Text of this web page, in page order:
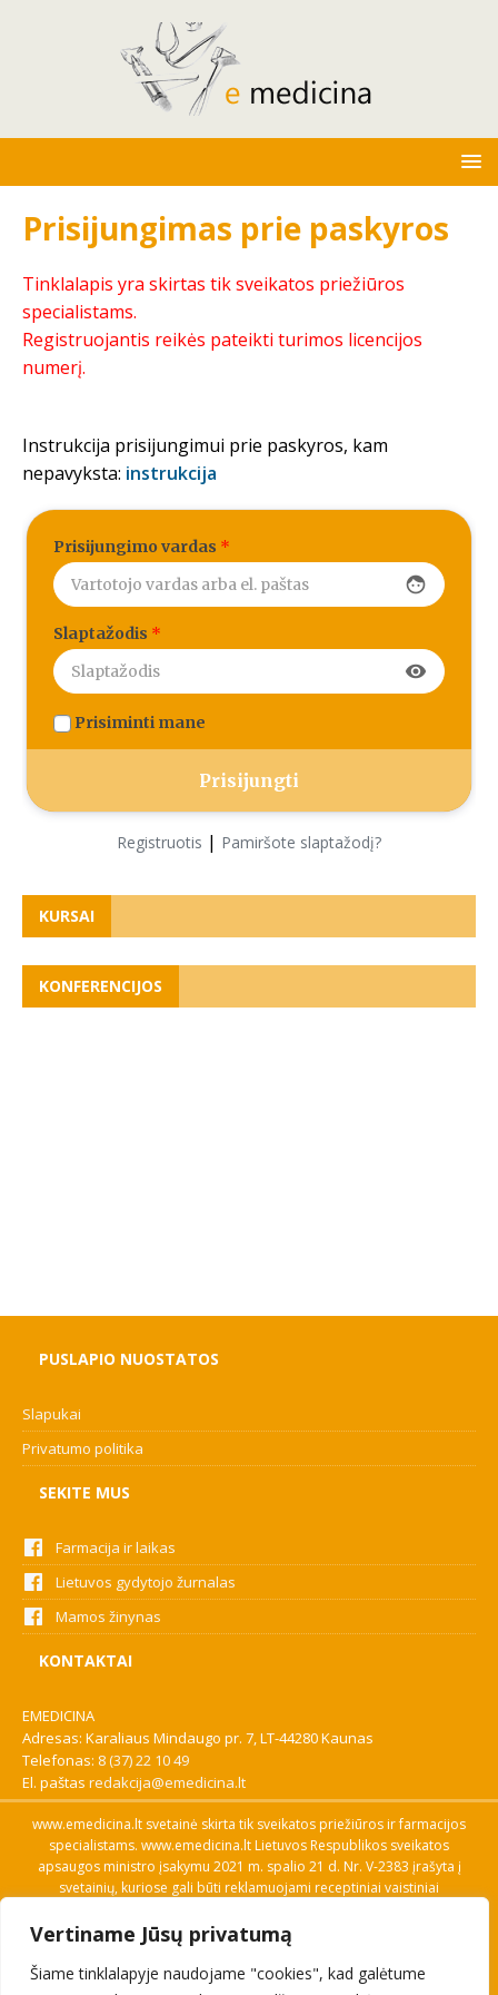
Vertiname Jūsų privatumą
Šiame tinklalapyje naudojame "cookies", kad galėtume
Prisijungimas prie paskyros
Tinklalapis yra skirtas tik sveikatos priežiūros
specialistams.
Registruojantis reikės pateikti turimos licencijos
numerį.
Instrukcija prisijungimui prie paskyros, kam
nepavyksta: instrukcija
Prisijungimo vardas *
face
Slaptažodis *
visibility
Prisiminti mane
Registruotis | Pamiršote slaptažodį?
KURSAI
KONFERENCIJOS
PUSLAPIO NUOSTATOS
Slapukai
Privatumo politika
SEKITE MUS
Farmacija ir laikas
Lietuvos gydytojo žurnalas
Mamos žinynas
KONTAKTAI
EMEDICINA
Adresas: Karaliaus Mindaugo pr. 7, LT-44280 Kaunas
Telefonas: 8 (37) 22 10 49
El. paštas redakcija@emedicina.lt
www.emedicina.lt svetainė skirta tik sveikatos priežiūros ir farmacijos
specialistams. www.emedicina.lt Lietuvos Respublikos sveikatos
apsaugos ministro įsakymu 2021 m. spalio 21 d. Nr. V-2383 įrašyta į
svetainių, kuriose gali būti reklamuojami receptiniai vaistiniai
savo profesinę kvalifikaciją. Naudingos nuorodos: Vaistų ir medicinos
pagalbos priemonių kainų paieška, VVKT tinklalapis, Sveikatos
priežiūros ar farmacijos specialisto pranešimo apie įtariamą